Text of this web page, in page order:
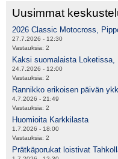
Uusimmat
2026 Classic Motocross,
27.7.2026 - 12:30
Vastauksia: 2
Kaksi suomalaista
24.7.2026 - 12:00
Vastauksia: 2
Rannikko erikoisen päivän
4.7.2026 - 21:49
Vastauksia: 2
Huomioita Karkkilasta
1.7.2026 - 18:00
Vastauksia: 2
Prätkäporukat loistivat